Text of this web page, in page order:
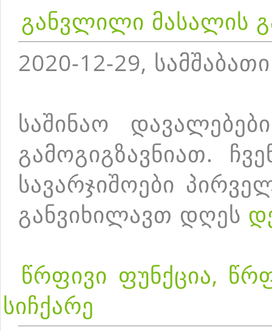
განვლილი მასალის
2020-12-29, სამშაბათი
საშინაო
გამოგიგზავნიათ.
სავარჯიშოები
განვიხილავთ დღეს
წრფივი ფუნქცია,
სიჩქარე